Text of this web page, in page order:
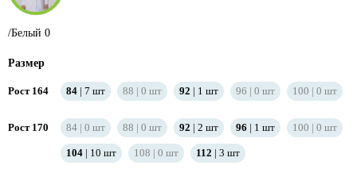
/Белый 0
Размер
Рост 164 84 7 шт 88 0 шт 92 1 шт 96 0 шт 100 0 шт
Рост 170 84 0 шт 88 0 шт 92 2 шт 96 1 шт 100 0 шт
104 10 шт 108 0 шт 112 3 шт